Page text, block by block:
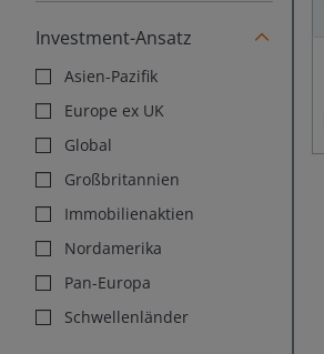
Investment-Ansatz
Asien-Pazifik
Europe ex UK
Global
Großbritannien
Immobilienaktien
Nordamerika
Pan-Europa
Schwellenländer